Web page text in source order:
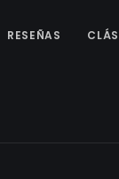
RESEÑAS